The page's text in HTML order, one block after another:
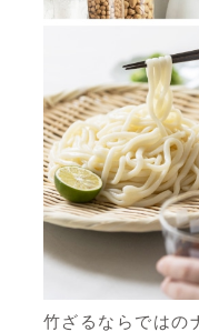
竹ざるならではの